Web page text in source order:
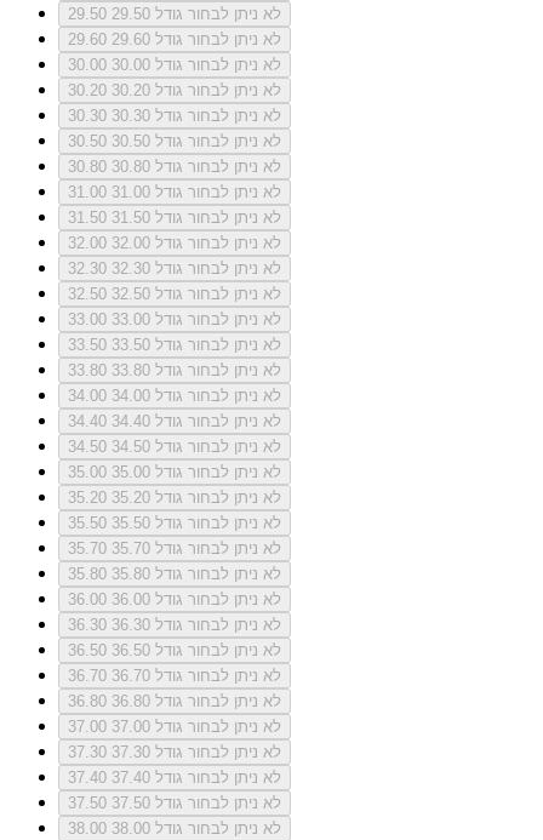
29.50
לא ניתן לבחור גודל 29.50
29.60
לא ניתן לבחור גודל 29.60
30.00
לא ניתן לבחור גודל 30.00
30.20
לא ניתן לבחור גודל 30.20
30.30
לא ניתן לבחור גודל 30.30
30.50
לא ניתן לבחור גודל 30.50
30.80
לא ניתן לבחור גודל 30.80
31.00
לא ניתן לבחור גודל 31.00
31.50
לא ניתן לבחור גודל 31.50
32.00
לא ניתן לבחור גודל 32.00
32.30
לא ניתן לבחור גודל 32.30
32.50
לא ניתן לבחור גודל 32.50
33.00
לא ניתן לבחור גודל 33.00
33.50
לא ניתן לבחור גודל 33.50
33.80
לא ניתן לבחור גודל 33.80
34.00
לא ניתן לבחור גודל 34.00
34.40
לא ניתן לבחור גודל 34.40
34.50
לא ניתן לבחור גודל 34.50
35.00
לא ניתן לבחור גודל 35.00
35.20
לא ניתן לבחור גודל 35.20
35.50
לא ניתן לבחור גודל 35.50
35.70
לא ניתן לבחור גודל 35.70
35.80
לא ניתן לבחור גודל 35.80
36.00
לא ניתן לבחור גודל 36.00
36.30
לא ניתן לבחור גודל 36.30
36.50
לא ניתן לבחור גודל 36.50
36.70
לא ניתן לבחור גודל 36.70
36.80
לא ניתן לבחור גודל 36.80
37.00
לא ניתן לבחור גודל 37.00
37.30
לא ניתן לבחור גודל 37.30
37.40
לא ניתן לבחור גודל 37.40
37.50
לא ניתן לבחור גודל 37.50
38.00
לא ניתן לבחור גודל 38.00